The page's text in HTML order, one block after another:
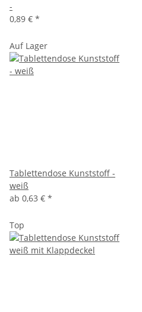
-
0,89 € *
Auf Lager
Tablettendose Kunststoff -
weiß
ab 0,63 € *
Top